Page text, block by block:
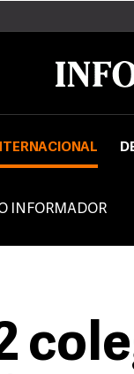
INFORMADOR